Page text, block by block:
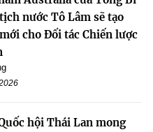
nước Tô Lâm sẽ tạo
cho Đối tác Chiến lược
hội Thái Lan mong